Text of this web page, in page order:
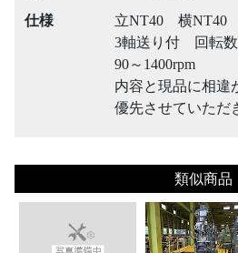
仕様
立NT40 横NT40
3軸送り付 回転
90～1400rpm
内容と現品に相違
優先させていただ
類似商品